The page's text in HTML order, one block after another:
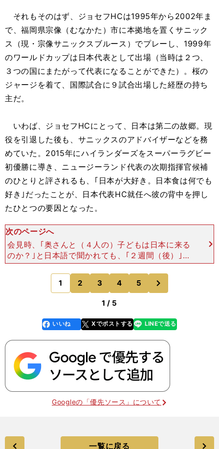
それもそのはず、ジョセフHCは1995年から2002年ま
で、福岡県宗像（むなかた）市に本拠地を置くサニック
ス（現・宗像サニックスブルース）でプレーし、1999年
のワールドカップは日本代表として出場（当時は２つ、
３つの国にまたがって代表になることができた）。桜の
ジャージを着て、国際試合に９試合出場した経歴の持ち
主だ。
いわば、ジョセフHCにとって、日本は第二の故郷。現
役を引退した後も、サニックスのアドバイザーなどを務
めていた。2015年にハイランダーズをスーパーラグビー
初優勝に導き、ニュージーランド代表の次期指揮官候補
のひとりと評されるも、｢日本が大好き。日本食は何でも
好き｣だったことが、日本代表HC就任へ彼の背中を押し
たひとつの要因となった。
次のページへ
会見時、｢奥さんと（４人の）子どもは日本に来る
のか？｣と日本語で聞かれても、｢２週間（後）｣と
即答。ハイランダーズで４年間、薫陶（くんとう）
を受けてきた日本代表SH（スクラムハーフ）田中
史朗は、｢ジェ
1 2 3 4 5
のページへ
1 / 5
faceboo
k
いいね Xでポストする
line LINEで送る
Googleの「優先ソース」について
一覧に戻る